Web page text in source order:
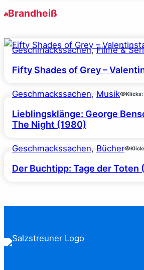
Brandheiß
Geschmackssachen, Filme &
Fifty Shades of Grey –
Geschmackssachen, Musik Klicks:
Lieblingsklänge: George
The Night (1980)
Geschmackssachen, Bücher
Der Buchtipp: Tage der Toten